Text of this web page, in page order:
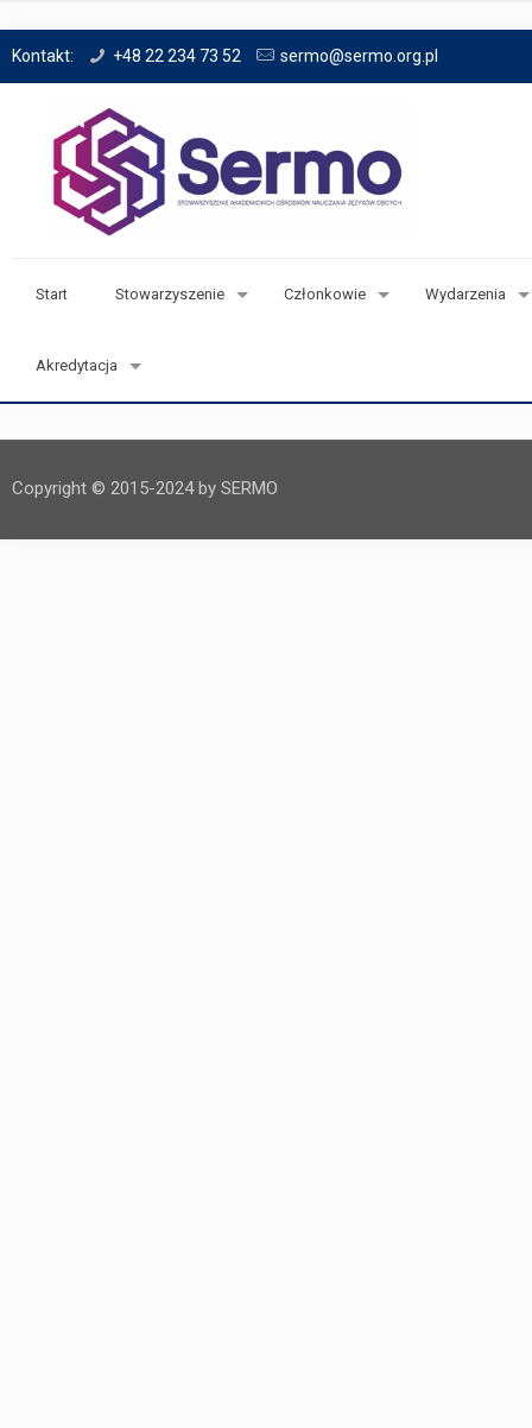
Kontakt: +48 22 234 73 52 sermo@sermo.org.pl
Start Stowarzyszenie Członkowie Wydarzenia
Akredytacja
Copyright © 2015-2024 by SERMO